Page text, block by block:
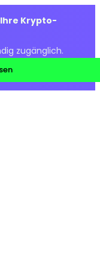
Krypto-
zugänglich.